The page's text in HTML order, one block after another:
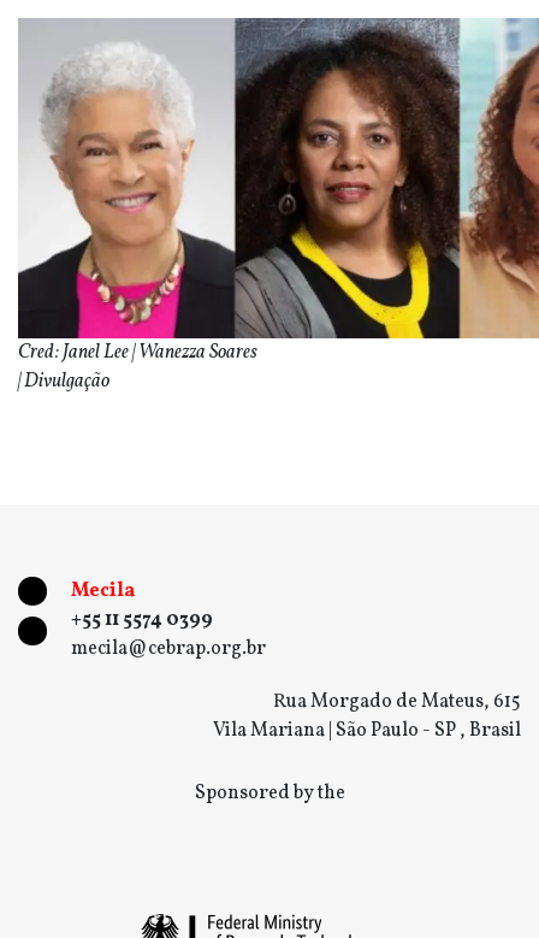
Cred: Janel Lee | Wanezza Soares
| Divulgação
Mecila
+55 11 5574 0399
mecila@cebrap.org.br
Rua Morgado de Mateus, 615
Vila Mariana | São Paulo - SP , Brasil
Sponsored by the